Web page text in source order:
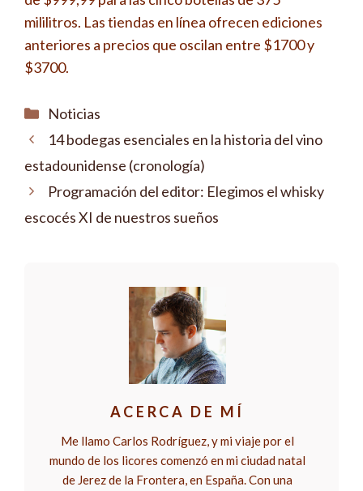
mililitros. Las tiendas en línea ofrecen ediciones
anteriores a precios que oscilan entre $1700 y
$3700.
Categorías
Noticias
14 bodegas esenciales en la historia del vino
estadounidense (cronología)
Programación del editor: Elegimos el whisky
escocés XI de nuestros sueños
ACERCA DE MÍ
Me llamo Carlos Rodríguez, y mi viaje por el
mundo de los licores comenzó en mi ciudad natal
de Jerez de la Frontera, en España. Con una